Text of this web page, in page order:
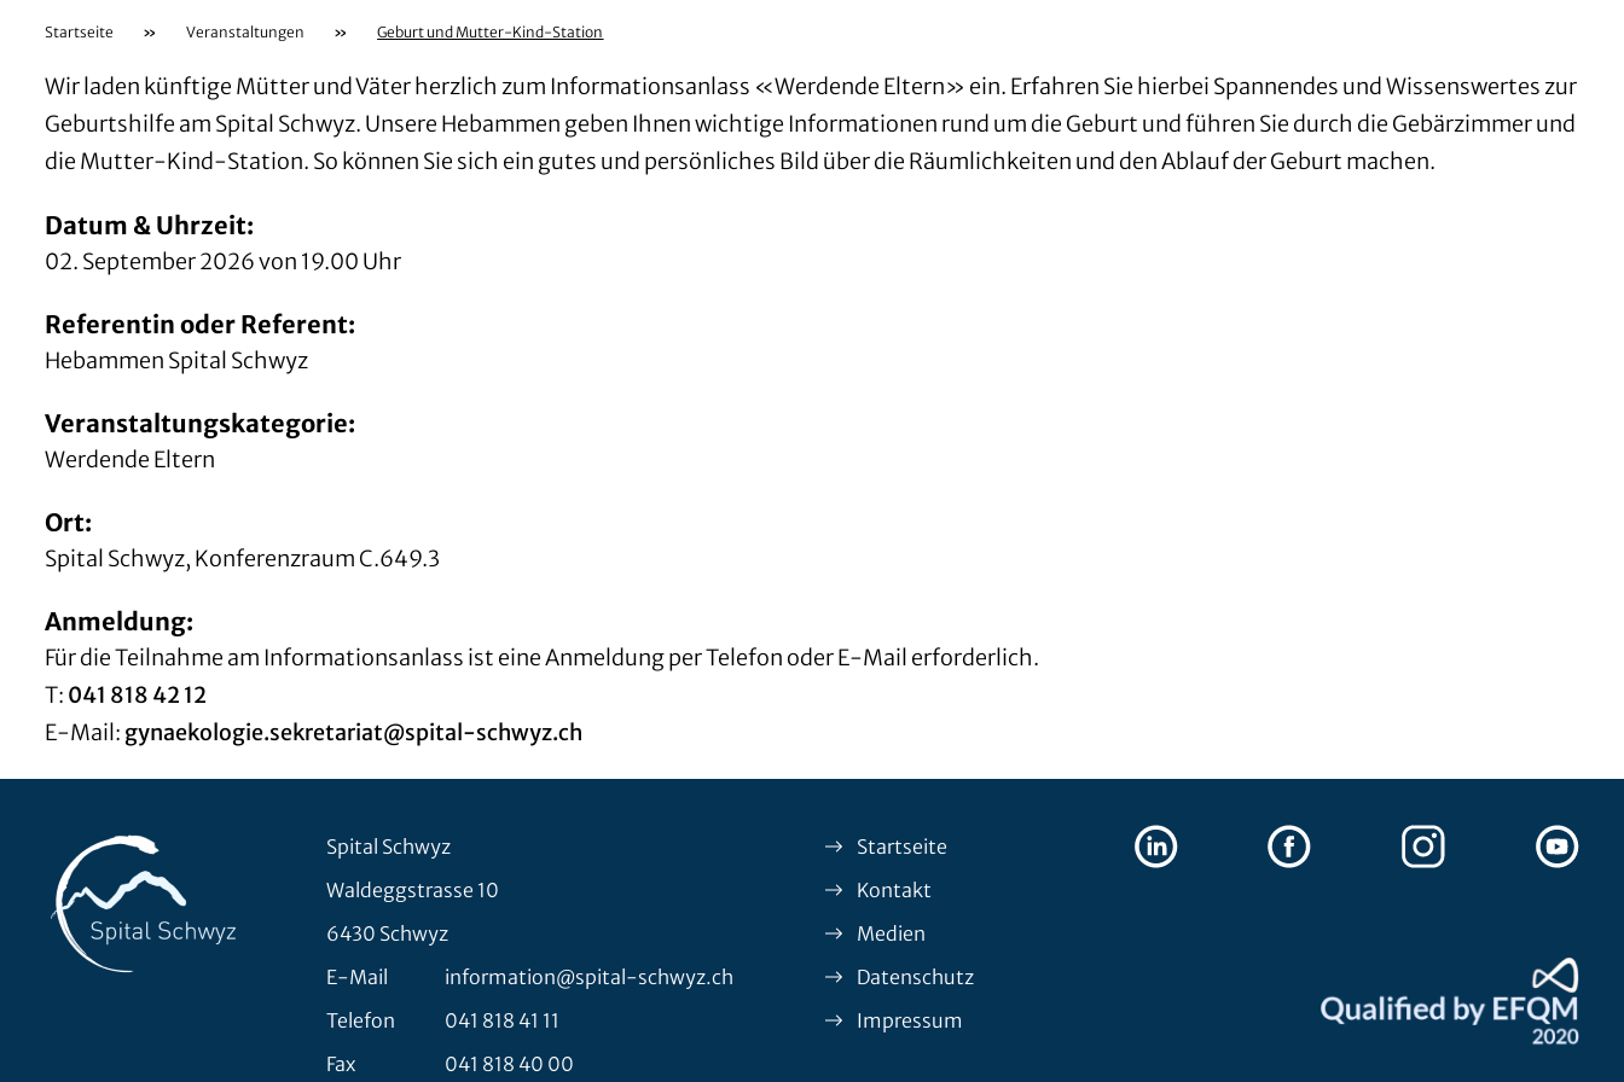
Startseite » Veranstaltungen » Geburt und Mutter-Kind-Station
Wir laden künftige Mütter und Väter herzlich zum Informationsanlass «Werdende Eltern» ein. Erfahren Sie hierbei Spannendes und Wissenswertes zur
Geburtshilfe am Spital Schwyz. Unsere Hebammen geben Ihnen wichtige Informationen rund um die Geburt und führen Sie durch die Gebärzimmer und
die Mutter-Kind-Station. So können Sie sich ein gutes und persönliches Bild über die Räumlichkeiten und den Ablauf der Geburt machen.
Datum & Uhrzeit:
02. September 2026 von 19.00 Uhr
Referentin oder Referent:
Hebammen Spital Schwyz
Veranstaltungskategorie:
Werdende Eltern
Ort:
Spital Schwyz, Konferenzraum C.649.3
Anmeldung:
Für die Teilnahme am Informationsanlass ist eine Anmeldung per Telefon oder E-Mail erforderlich.
T: 041 818 42 12
E-Mail: gynaekologie.sekretariat@spital-schwyz.ch
Spital Schwyz
Waldeggstrasse 10
6430 Schwyz
E-Mail
information@spital-schwyz.ch
Telefon
041 818 41 11
Fax
041 818 40 00
Startseite
Kontakt
Medien
Datenschutz
Impressum